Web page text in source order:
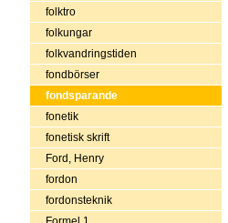
folktro
folkungar
folkvandringstiden
fondbörser
fondsparande
fonetik
fonetisk skrift
Ford, Henry
fordon
fordonsteknik